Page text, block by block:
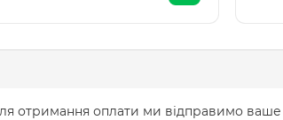
отримання оплати ми відправимо